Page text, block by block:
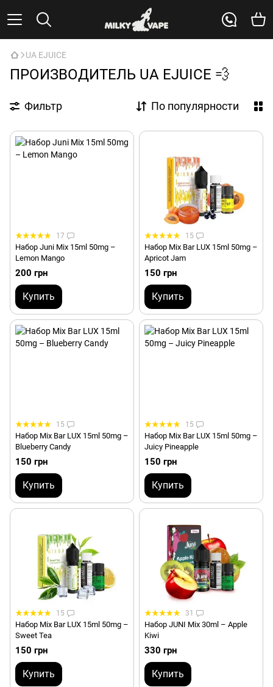
UA EJUICE
ПРОИЗВОДИТЕЛЬ UA EJUICE 💨
Фильтр По популярности
17
Набор Juni Mix 15ml 50mg –
Lemon Mango
200 грн
Купить
15
Набор Mix Bar LUX 15ml 50mg –
Apricot Jam
150 грн
Купить
15
Набор Mix Bar LUX 15ml 50mg –
Blueberry Candy
150 грн
Купить
15
Набор Mix Bar LUX 15ml 50mg –
Juicy Pineapple
150 грн
Купить
15
Набор Mix Bar LUX 15ml 50mg –
Sweet Tea
150 грн
Купить
31
Набор JUNI Mix 30ml – Apple
Kiwi
330 грн
Купить